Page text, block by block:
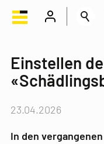
Einstellen
23.04.2026
In den